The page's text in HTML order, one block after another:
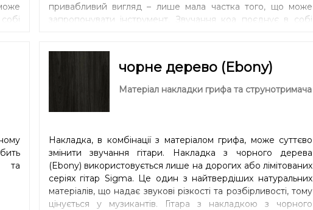
з
та
привабливий вигляд – лише мала частка того, що може
запропонувати інструмент. Звучання кoa поєднує в собі
максимально яскраво та щільно, дещо схоже на клен. Але
чим більше інструмент розіграний, тим виразніше
розкривається справжня магія коа. З часом звучання
гітара ніби нагороджує власника додатковими
резонансами, дарує свіжість та відчуття новизни. Гітари з
коа добре передають динаміку гри: чуткий відгук та
гучність, в тандемі, роблять цю гітару максимально
універсальною. Саме тому звукорежисери та композитори
часто обирають гітари з коа для роботи в студії.
та
чорне дерево (Ebony)
Матеріал накладки грифа та струнотримача
Накладка, в комбінації з матеріалом грифа, може суттєво
змінити звучання гітари. Накладка з чорного дерева
(Ebony) використовується лише на дорогих або лімітованих
серіях гітар Sigma. Це один з найтвердіших натуральних
матеріалів, що надає звукові різкості та розбірливості, тому
цінується у музикантів. Гітара з накладкою з чорного